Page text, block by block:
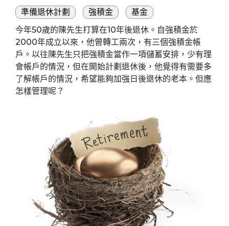
準備退休計劃 強積金
基金
今年50歲的陳先生打算在10年後退休。自強積金於
2000年成立以來，他曾轉工兩次，有三個強積金帳
戶。以往陳先生只把強積金當作一項儲蓄安排，少有理
會帳戶的情況，但在開始計劃退休後，他覺得有需要多
了解帳戶的情況，希望能夠加強日後退休的老本。但應
怎樣管理呢？